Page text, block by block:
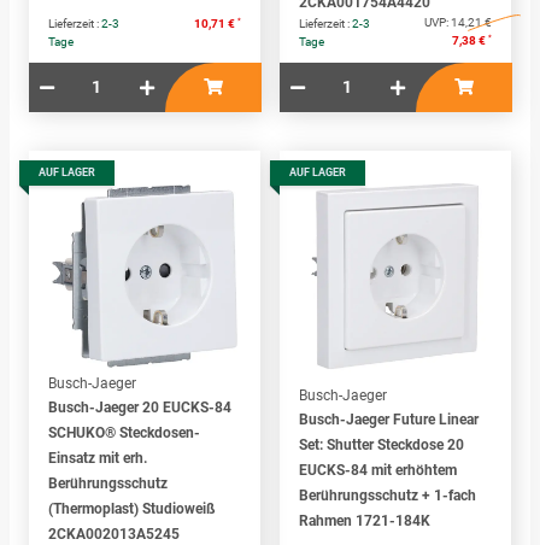
Lieferzeit :2-3
Tage
10,71 € * Lieferzeit :2-3
Tage
UVP:14,21 €
7,38 € *
AUF LAGER
Busch-Jaeger
Busch-Jaeger 20 EUCKS-84
SCHUKO® Steckdosen-
Einsatz mit erh.
Berührungsschutz
(Thermoplast) Studioweiß
2CKA002013A5245
AUF LAGER
Busch-Jaeger
Busch-Jaeger Future Linear
Set: Shutter Steckdose 20
EUCKS-84 mit erhöhtem
Berührungsschutz + 1-fach
Rahmen 1721-184K